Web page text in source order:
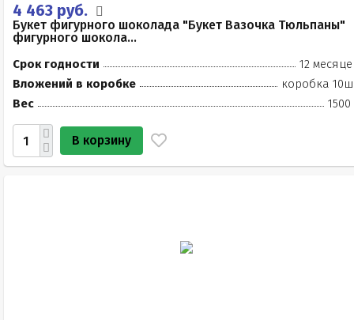
4 463 руб.
Букет фигурного шоколада "Букет Вазочка Тюльпаны"
фигурного шокола...
Срок годности
12
Вложений в коробке
коробка
Вес
1500
В корзину